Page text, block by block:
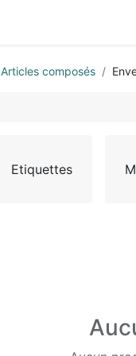
Articles composés
Etiquettes